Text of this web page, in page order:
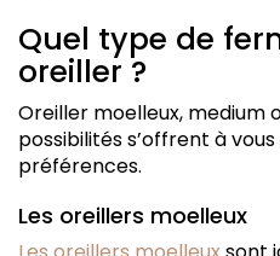
Quel type de
oreiller ?
Oreiller moelleux, medium
possibilités s’offrent à
préférences.
Les oreillers moelleux